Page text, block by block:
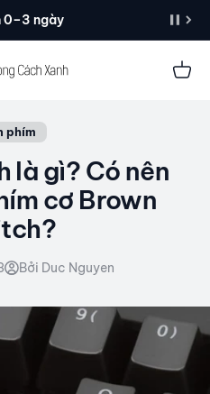
0–3 ngày
Giỏ
phím
là gì? Có nên
cơ Brown
Bởi Duc Nguyen